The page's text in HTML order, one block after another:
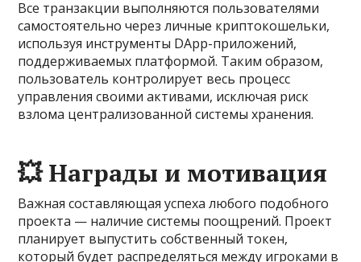
Все транзакции выполняются пользователями
самостоятельно через личные криптокошельки,
используя инструменты DApp-приложений,
поддерживаемых платформой. Таким образом,
пользователь контролирует весь процесс
управления своими активами, исключая риск
взлома централизованной системы хранения.
💥 Награды и мотивация
Важная составляющая успеха любого подобного
проекта — наличие системы поощрений. Проект
планирует выпустить собственный токен,
который будет распределяться между игроками в